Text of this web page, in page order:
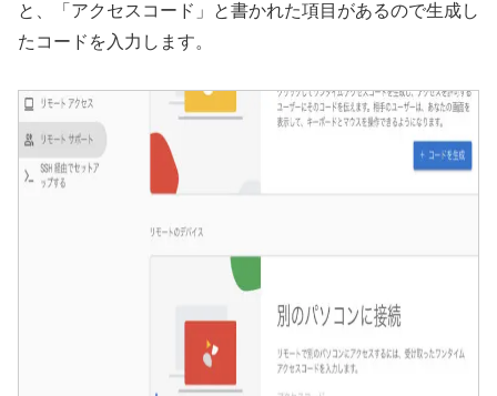
と、「アクセスコード」と書かれた項目があるので生成し
たコードを入力します。